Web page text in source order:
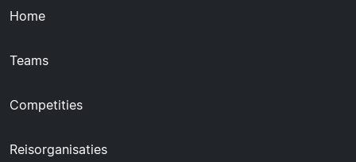
Home
Teams
Competities
Reisorganisaties